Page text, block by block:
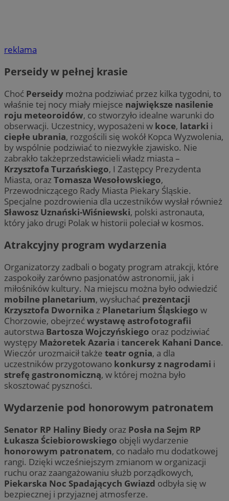
reklama
Perseidy w pełnej krasie
Choć Perseidy można podziwiać przez kilka tygodni, to
właśnie tej nocy miały miejsce największe nasilenie
roju meteoroidów, co stworzyło idealne warunki do
obserwacji. Uczestnicy, wyposażeni w koce, latarki i
ciepłe ubrania, rozgościli się wokół Kopca Wyzwolenia,
by wspólnie podziwiać to niezwykłe zjawisko. Nie
zabrakło takżeprzedstawicieli władz miasta –
Krzysztofa Turzańskiego, I Zastępcy Prezydenta
Miasta, orazTomasza Wesołowskiego,
Przewodniczącego Rady Miasta Piekary Śląskie.
Specjalne pozdrowienia dla uczestników wysłał również
Sławosz Uznański-Wiśniewski, polski astronauta,
który jako drugi Polak w historii poleciał w kosmos.
Atrakcyjny program wydarzenia
Organizatorzy zadbali o bogaty program atrakcji, które
zaspokoiły zarówno pasjonatów astronomii, jak i
miłośników kultury. Na miejscu można było odwiedzić
mobilne planetarium, wysłuchać prezentacji
Krzysztofa Dwornika z Planetarium Śląskiego w
Chorzowie, obejrzećwystawę astrofotografii
autorstwa Bartosza Wojczyńskiego oraz podziwiać
występy Mażoretek Azaria i tancerek Kahani Dance.
Wieczór urozmaicił także teatr ognia, a dla
uczestników przygotowano konkursy z nagrodami i
strefę gastronomiczną, w której można było
skosztować pyszności.
Wydarzenie pod honorowym patronatem
Senator RP Haliny Biedy oraz Posła na Sejm RP
Łukasza Ściebiorowskiego objęli wydarzenie
honorowym patronatem, co nadało mu dodatkowej
rangi. Dzięki wcześniejszym zmianom w organizacji
ruchu oraz zaangażowaniu służb porządkowych,
Piekarska Noc Spadających Gwiazd odbyła się w
bezpiecznej i przyjaznej atmosferze.